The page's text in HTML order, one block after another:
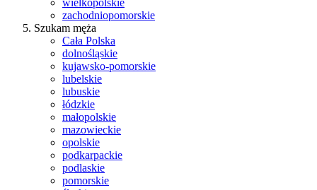
wielkopolskie
zachodniopomorskie
Szukam męża
Cała Polska
dolnośląskie
kujawsko-pomorskie
lubelskie
lubuskie
łódzkie
małopolskie
mazowieckie
opolskie
podkarpackie
podlaskie
pomorskie